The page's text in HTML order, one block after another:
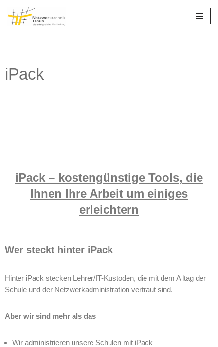
Zum
iPack
iPack – kostengünstige Tools, die
Ihnen Ihre Arbeit um einiges
erleichtern
Wer steckt hinter iPack
Hinter iPack stecken Lehrer/IT-Kustoden, die mit dem Alltag der
Schule und der Netzwerkadministration vertraut sind.
Aber wir sind mehr als das
Wir administrieren unsere Schulen mit iPack